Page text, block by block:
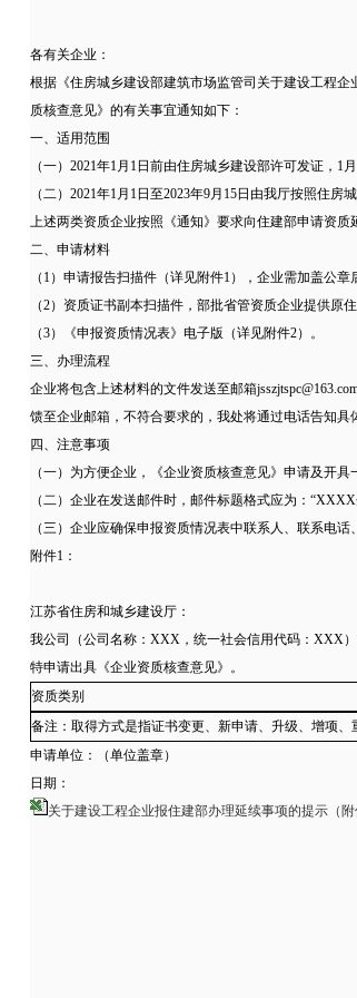
各有关企业：
根据《住房城乡建设部建筑市场监管司关于建设工程
质核查意见》的有关事宜通知如下：
一、适用范围
（一）2021年1月1日前由住房城乡建设部许可发证，
（二）2021年1月1日至2023年9月15日由我厅按照住
上述两类资质企业按照《通知》要求向住建部申请资质
二、申请材料
（1）申请报告扫描件（详见附件1），企业需加盖公章
（2）资质证书副本扫描件，部批省管资质企业提供原
（3）《申报资质情况表》电子版（详见附件2）。
三、办理流程
企业将包含上述材料的文件发送至邮箱
馈至企业邮箱，不符合要求的，我处将通过电话告知具
四、注意事项
（一）为方便企业，《企业资质核查意见》申请及开
（二）企业在发送邮件时，邮件标题格式应为：
（三）企业应确保申报资质情况表中联系人、联系电
附件1：
江苏省住房和城乡建设厅：
我公司（公司名称：XXX，统一社会信用代码：XXX
特申请出具《企业资质核查意见》。
资质类别
备注：取得方式是指证书变更、新申请、升级、增项、
申请单位：（单位盖章）
日期：
关于建设工程企业报住建部办理延续事项的提示（附